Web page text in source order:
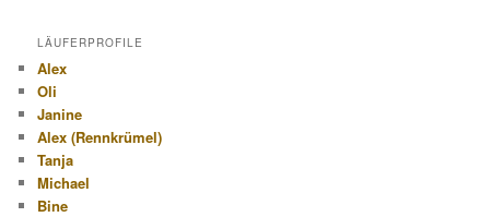
LÄUFERPROFILE
Alex
Oli
Janine
Alex (Rennkrümel)
Tanja
Michael
Bine